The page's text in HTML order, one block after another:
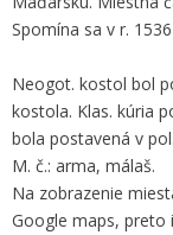
Spomína sa v r.
Neogot. kostol bol
kostola. Klas. kúria
bola postavená v
M. č.: arma, málaš.
Na zobrazenie
Google maps, preto